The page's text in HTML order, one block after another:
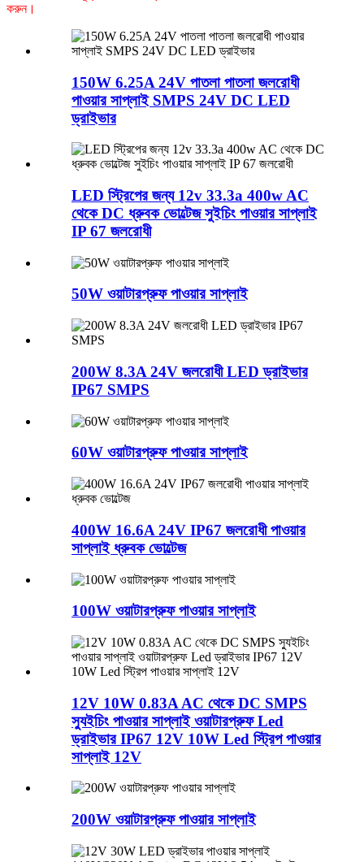
করুন।
150W 6.25A 24V পাতলা পাতলা জলরোধী
পাওয়ার সাপ্লাই SMPS 24V DC LED
ড্রাইভার
LED স্ট্রিপের জন্য 12v 33.3a 400w AC
থেকে DC ধ্রুবক ভোল্টেজ সুইচিং পাওয়ার সাপ্লাই
IP 67 জলরোধী
50W ওয়াটারপ্রুফ পাওয়ার সাপ্লাই
200W 8.3A 24V জলরোধী LED ড্রাইভার
IP67 SMPS
60W ওয়াটারপ্রুফ পাওয়ার সাপ্লাই
400W 16.6A 24V IP67 জলরোধী পাওয়ার
সাপ্লাই ধ্রুবক ভোল্টেজ
100W ওয়াটারপ্রুফ পাওয়ার সাপ্লাই
12V 10W 0.83A AC থেকে DC SMPS
স্যুইচিং পাওয়ার সাপ্লাই ওয়াটারপ্রুফ Led
ড্রাইভার IP67 12V 10W Led স্ট্রিপ পাওয়ার
সাপ্লাই 12V
200W ওয়াটারপ্রুফ পাওয়ার সাপ্লাই